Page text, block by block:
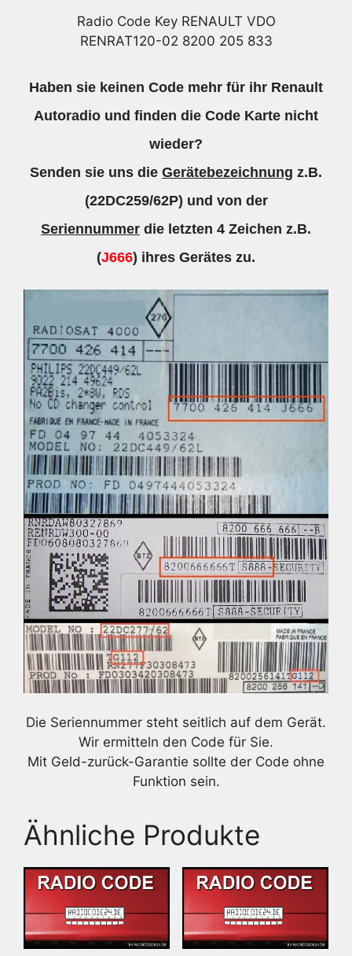
Radio Code Key RENAULT VDO
RENRAT120-02 8200 205 833
Haben sie keinen Code mehr für ihr Renault
Autoradio und finden die Code Karte nicht
wieder?
Senden sie uns die Gerätebezeichnung z.B.
(22DC259/62P) und von der
Seriennummer die letzten 4 Zeichen z.B.
(J666) ihres Gerätes zu.
Die Seriennummer steht seitlich auf dem Gerät.
Wir ermitteln den Code für Sie.
Mit Geld-zurück-Garantie sollte der Code ohne
Funktion sein.
Ähnliche Produkte